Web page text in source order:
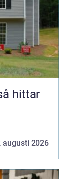
augusti 2026